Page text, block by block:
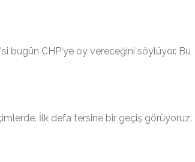
bugün CHP'ye oy vereceğini söylüyor. Bu
İlk defa tersine bir geçiş görüyoruz.